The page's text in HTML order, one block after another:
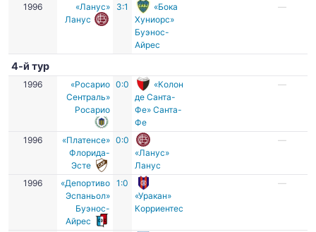
1996
«Ланус»
Ланус
3:1
«Бока
Хуниорс»
Буэнос-
Айрес
—
4-й тур
1996
«Росарио
Сентраль»
Росарио
0:0
«Колон
де Санта-
Фе» Санта-
Фе
—
1996
«Платенсе»
Флорида-
Эсте
0:0
«Ланус»
Ланус
—
1996
«Депортиво
Эспаньол»
Буэнос-
Айрес
1:0
«Уракан»
Корриентес
—